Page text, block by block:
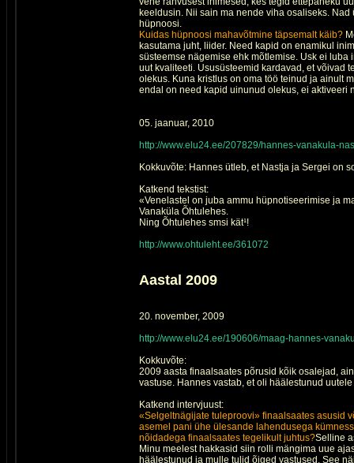
keeldusin. Nii sain ma nende viha osaliseks.
hüpnoosi.
Kuidas hüpnoosi mahavõtmine täpsemalt käib?
kasutama juht, liider. Need kapid on enamikul
süsteemse nägemise ehk mõtlemise. Usk ei
uut kvaliteeti. Ususüsteemid kardavad, et võivad
olekus. Kuna kristlus on oma töö teinud ja ainult
endal on need kapid uinunud olekus, ei aktiveeri
05. jaanuar, 2010
http://www.elu24.ee/207829/hannes-vanakula-
Kokkuvõte: Hannes ütleb, et Nastja ja Sergei on
Katkend tekstist:
«Venelastel on juba ammu hüpnotiseerimise ja
Vanaküla Õhtulehes.
Ning Õhtulehes smsi kät¹!
http://www.ohtuleht.ee/361072
Aastal 2009
20. november, 2009
http://www.elu24.ee/190606/maag-hannes-
Kokkuvõte:
2009 aasta finaalsaates põrusid kõik osalejad,
vastuse. Hannes vastab, et oli häälestunud
Katkend intervjuust:
«Selgeltnägijate tuleproovi» finaalsaates asusid
asemel pani ühe ülesande lahendusega
nõidadega finaalsaates tegelikult juhtus?Selline
Minu meelest hakkasid siin rolli mängima uue
häälestunud ja mulle tulid õiged vastused. See